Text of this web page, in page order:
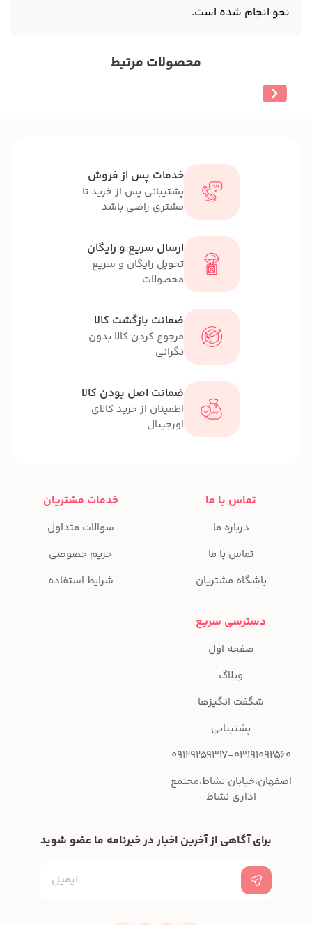
نحو انجام شده است.
محصولات مرتبط
خدمات پس از فروش
پشتیبانی پس از خرید تا
مشتری راضی باشد
ارسال سریع و رایگان
تحویل رایگان و سریع
محصولات
ضمانت بازگشت کالا
مرجوع کردن کالا بدون
نگرانی
ضمانت اصل بودن کالا
اطمینان از خرید کالای
اورجینال
تماس با ما
درباره ما
تماس با ما
باشگاه مشتریان
خدمات مشتریان
سوالات متداول
حریم خصوصی
شرایط استفاده
دسترسی سریع
صفحه اول
وبلاگ
شگفت انگیزها
پشتیبانی
09129259317-03191092560
اصفهان،خیابان نشاط،مجتمع
اداری نشاط
برای آگاهی از آخرین اخبار در خبرنامه ما عضو شوید